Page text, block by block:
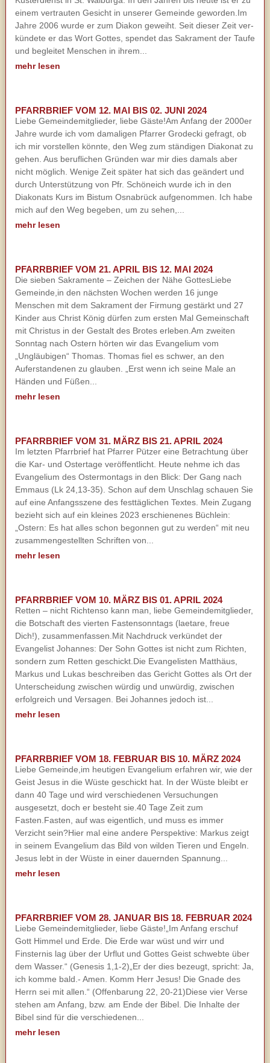
einem vertrauten Gesicht in unserer Gemeinde geworden.Im
Jahre 2006 wurde er zum Diakon geweiht. Seit dieser Zeit ver-
kündete er das Wort Gottes, spendet das Sakrament der Taufe
und begleitet Menschen in ihrem...
mehr lesen
PFARRBRIEF VOM 12. MAI BIS 02. JUNI 2024
Liebe Gemeindemitglieder, liebe Gäste!Am Anfang der 2000er
Jahre wurde ich vom damaligen Pfarrer Grodecki gefragt, ob
ich mir vorstellen könnte, den Weg zum ständigen Diakonat zu
gehen. Aus beruflichen Gründen war mir dies damals aber
nicht möglich. Wenige Zeit später hat sich das geändert und
durch Unterstützung von Pfr. Schöneich wurde ich in den
Diakonats Kurs im Bistum Osnabrück aufgenommen. Ich habe
mich auf den Weg begeben, um zu sehen,...
mehr lesen
PFARRBRIEF VOM 21. APRIL BIS 12. MAI 2024
Die sieben Sakramente – Zeichen der Nähe GottesLiebe
Gemeinde,in den nächsten Wochen werden 16 junge
Menschen mit dem Sakrament der Firmung gestärkt und 27
Kinder aus Christ König dürfen zum ersten Mal Gemeinschaft
mit Christus in der Gestalt des Brotes erleben.Am zweiten
Sonntag nach Ostern hörten wir das Evangelium vom
„Ungläubigen“ Thomas. Thomas fiel es schwer, an den
Auferstandenen zu glauben. „Erst wenn ich seine Male an
Händen und Füßen...
mehr lesen
PFARRBRIEF VOM 31. MÄRZ BIS 21. APRIL 2024
Im letzten Pfarrbrief hat Pfarrer Pützer eine Betrachtung über
die Kar- und Ostertage veröffentlicht. Heute nehme ich das
Evangelium des Ostermontags in den Blick: Der Gang nach
Emmaus (Lk 24,13-35). Schon auf dem Unschlag schauen Sie
auf eine Anfangsszene des festtäglichen Textes. Mein Zugang
bezieht sich auf ein kleines 2023 erschienenes Büchlein:
„Ostern: Es hat alles schon begonnen gut zu werden“ mit neu
zusammengestellten Schriften von...
mehr lesen
PFARRBRIEF VOM 10. MÄRZ BIS 01. APRIL 2024
Retten – nicht Richtenso kann man, liebe Gemeindemitglieder,
die Botschaft des vierten Fastensonntags (laetare, freue
Dich!), zusammenfassen.Mit Nachdruck verkündet der
Evangelist Johannes: Der Sohn Gottes ist nicht zum Richten,
sondern zum Retten geschickt.Die Evangelisten Matthäus,
Markus und Lukas beschreiben das Gericht Gottes als Ort der
Unterscheidung zwischen würdig und unwürdig, zwischen
erfolgreich und Versagen. Bei Johannes jedoch ist...
mehr lesen
PFARRBRIEF VOM 18. FEBRUAR BIS 10. MÄRZ 2024
Liebe Gemeinde,im heutigen Evangelium erfahren wir, wie der
Geist Jesus in die Wüste geschickt hat. In der Wüste bleibt er
dann 40 Tage und wird verschiedenen Versuchungen
ausgesetzt, doch er besteht sie.40 Tage Zeit zum
Fasten.Fasten, auf was eigentlich, und muss es immer
Verzicht sein?Hier mal eine andere Perspektive: Markus zeigt
in seinem Evangelium das Bild von wilden Tieren und Engeln.
Jesus lebt in der Wüste in einer dauernden Spannung...
mehr lesen
PFARRBRIEF VOM 28. JANUAR BIS 18. FEBRUAR 2024
Liebe Gemeindemitglieder, liebe Gäste!„Im Anfang erschuf
Gott Himmel und Erde. Die Erde war wüst und wirr und
Finsternis lag über der Urflut und Gottes Geist schwebte über
dem Wasser.“ (Genesis 1,1-2)„Er der dies bezeugt, spricht: Ja,
ich komme bald.- Amen. Komm Herr Jesus! Die Gnade des
Herrn sei mit allen.“ (Offenbarung 22, 20-21)Diese vier Verse
stehen am Anfang, bzw. am Ende der Bibel. Die Inhalte der
Bibel sind für die verschiedenen...
mehr lesen